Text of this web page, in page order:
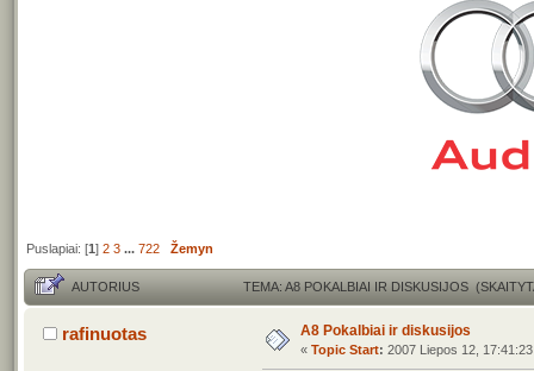
Puslapiai: [1]2 3 ...722 Žemyn
AUTORIUS TEMA: A8 POKALBIAI IR DISKUSIJOS
rafinuotas A8 Pokalbiai ir diskusijos
« Topic Start: 2007 Liepos 12,